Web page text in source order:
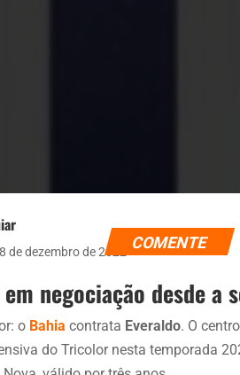
de dezembro de 2022 COMENTE
negociação desde a
o Bahia contrata Everaldo. O
do Tricolor nesta temporada